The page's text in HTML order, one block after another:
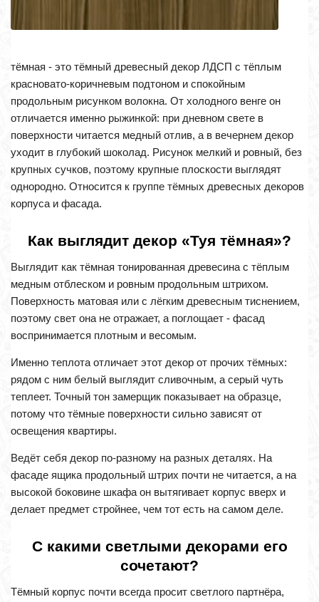
тёмная - это тёмный древесный декор ЛДСП с тёплым
красновато-коричневым подтоном и спокойным
продольным рисунком волокна. От холодного венге он
отличается именно рыжинкой: при дневном свете в
поверхности читается медный отлив, а в вечернем декор
уходит в глубокий шоколад. Рисунок мелкий и ровный, без
крупных сучков, поэтому крупные плоскости выглядят
однородно. Относится к группе тёмных древесных декоров
корпуса и фасада.
Как выглядит декор «Туя тёмная»?
Выглядит как тёмная тонированная древесина с тёплым
медным отблеском и ровным продольным штрихом.
Поверхность матовая или с лёгким древесным тиснением,
поэтому свет она не отражает, а поглощает - фасад
воспринимается плотным и весомым.
Именно теплота отличает этот декор от прочих тёмных:
рядом с ним белый выглядит сливочным, а серый чуть
теплеет. Точный тон замерщик показывает на образце,
потому что тёмные поверхности сильно зависят от
освещения квартиры.
Ведёт себя декор по-разному на разных деталях. На
фасаде ящика продольный штрих почти не читается, а на
высокой боковине шкафа он вытягивает корпус вверх и
делает предмет стройнее, чем тот есть на самом деле.
С какими светлыми декорами его
сочетают?
Тёмный корпус почти всегда просит светлого партнёра,